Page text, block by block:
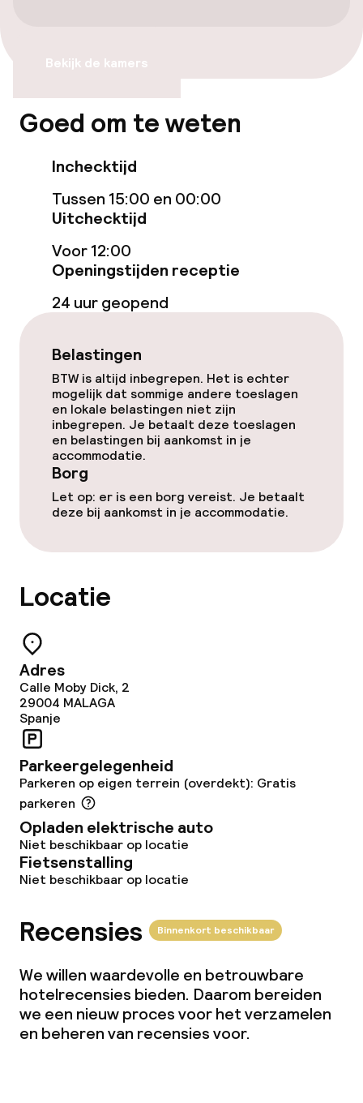
Zwemmen & wellness
Zoetwater binnenzwembad
Zoetwater buitenzwembad
Kinderzwembad
Ligstoelen
Parasols
Turks stoombad (hamam)
Spa behandelingen
Massage
Fitnessruimte / gym
Entertainment
Eet- en drinkgelegenheden
Bar
Eet- en drinkdiensten
Ontbijtbuffet
Lunchbuffet
Lunch, vast menu
Dinerbuffet
Bekijk de kamers
Goed om te weten
Inchecktijd
Tussen 15:00 en 00:00
Uitchecktijd
Voor 12:00
Openingstijden receptie
24 uur geopend
Belastingen
BTW is altijd inbegrepen. Het is echter
mogelijk dat sommige andere toeslagen
en lokale belastingen niet zijn
inbegrepen. Je betaalt deze toeslagen
en belastingen bij aankomst in je
accommodatie.
Borg
Let op: er is een borg vereist. Je betaalt
deze bij aankomst in je accommodatie.
Locatie
Adres
Calle Moby Dick, 2
29004 MALAGA
Spanje
Parkeergelegenheid
Parkeren op eigen terrein (overdekt): Gratis
parkeren
Opladen elektrische auto
Niet beschikbaar op locatie
Fietsenstalling
Niet beschikbaar op locatie
Recensies Binnenkort beschikbaar
We willen waardevolle en betrouwbare
hotelrecensies bieden. Daarom bereiden
we een nieuw proces voor het verzamelen
en beheren van recensies voor.